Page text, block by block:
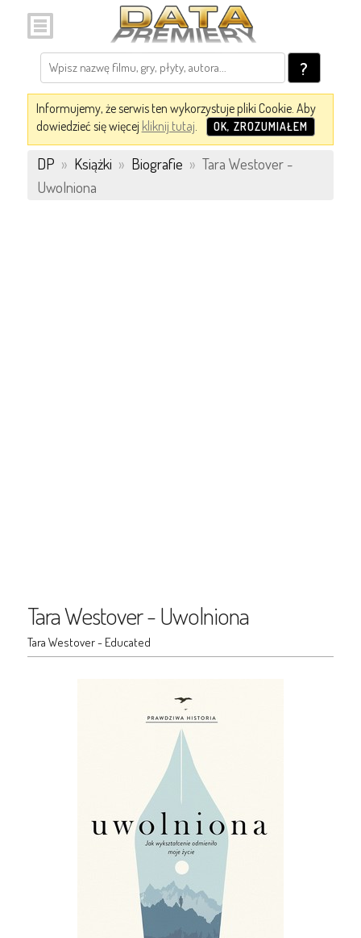
?
Informujemy, że serwis ten wykorzystuje pliki Cookie. Aby
dowiedzieć się więcej kliknij tutaj. OK, ZROZUMIAŁEM
DP » Książki » Biografie » Tara Westover -
Uwolniona
Tara Westover - Uwolniona
Tara Westover - Educated